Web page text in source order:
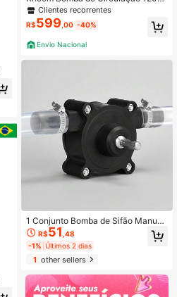
- Vazão Máxima 26 l/min - 220V
Clientes recorrentes
R$599 ,00 -40%
Envio Nacional
1 Conjunto Bomba de Sifão Manual
- Sem Necessidade de Energia/Bat
eria, Bomba de Água/Óleo Portátil O
perada Manualmente Rápida com A
daptadores, Adequada para Jardina
ba Multiuso Durável para Poços, La
gos, Porões, Trailers, Baldes, Perfur
R$51 ,48
-1% Últimos 2 dias
1other sellers